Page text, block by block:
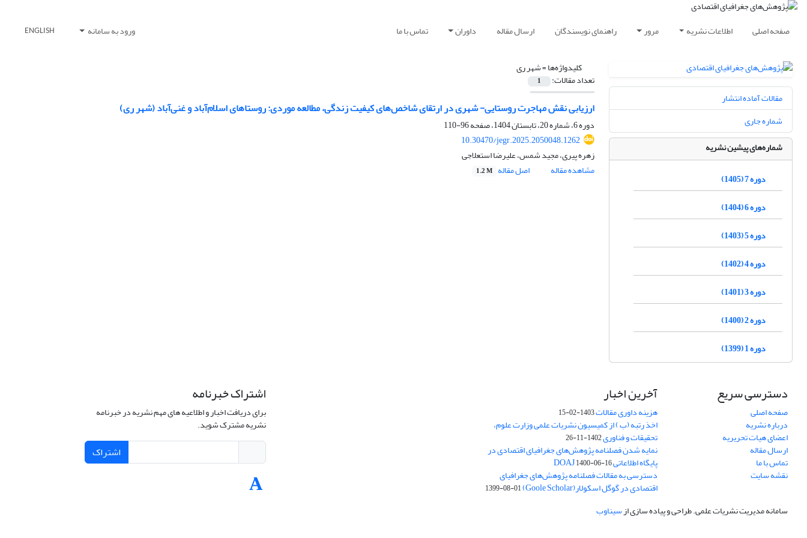
صفحه اصلی اطلاعات نشریه مرور راهنمای نویسندگان ارسال مقاله داوران تماس با ما ورود به سامانه ENGLISH
کلیدواژه‌ها =شهر ری
تعداد مقالات: 1
ارزیابی نقش مهاجرت روستایی- شهری در ارتقای شاخص‌های کیفیت زندگی، مطالعه موردی: روستاهای اسلام‌آباد و غنی‌آباد (شهر ری)
دوره 6، شماره 20، تابستان 1404، صفحه
96-110
10.30470/jegr.2025.2050048.1262
زهره پیری، مجید شمس، علیرضا استعلاجی
مشاهده مقاله
اصل مقاله 1.2 M
مقالات آماده انتشار
شماره جاری
شماره‌های پیشین نشریه
دوره 7 (1405)
دوره 6 (1404)
دوره 5 (1403)
دوره 4 (1402)
دوره 3 (1401)
دوره 2 (1400)
دوره 1 (1399)
دسترسی سریع
صفحه اصلی
درباره نشریه
اعضای هیات تحریریه
ارسال مقاله
تماس با ما
نقشه سایت
آخرین اخبار
هزینه داوری مقالات1403-02-15
اخذ رتبه (ب ) از کمیسیون نشریات علمی وزارت علوم،
تحقیقات و فناوری1402-11-26
نمایه شدن فصلنامه پژوهش‌های جغرافیای اقتصادی در
پایگاه اطلاعاتی DOAJ1400-06-16
دسترسی به مقالات فصلنامه پژوهش‌های جغرافیای
اقتصادی در گوگل اسکولار(Goole Scholar) 1399-08-01
اشتراک خبرنامه
برای دریافت اخبار و اطلاعیه های مهم نشریه در خبرنامه
نشریه مشترک شوید.
اشتراک
سامانه مدیریت نشریات علمی.طراحی و پیاده سازی ازسیناوب